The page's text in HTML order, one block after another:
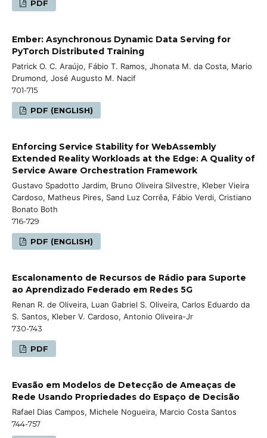
PDF
Ember: Asynchronous Dynamic Data Serving for
PyTorch Distributed Training
Patrick O. C. Araújo, Fábio T. Ramos, Jhonata M. da Costa, Mario
Drumond, José Augusto M. Nacif
701-715
PDF (ENGLISH)
Enforcing Service Stability for WebAssembly
Extended Reality Workloads at the Edge: A Quality of
Service Aware Orchestration Framework
Gustavo Spadotto Jardim, Bruno Oliveira Silvestre, Kleber Vieira
Cardoso, Matheus Pires, Sand Luz Corrêa, Fábio Verdi, Cristiano
Bonato Both
716-729
PDF (ENGLISH)
Escalonamento de Recursos de Rádio para Suporte
ao Aprendizado Federado em Redes 5G
Renan R. de Oliveira, Luan Gabriel S. Oliveira, Carlos Eduardo da
S. Santos, Kleber V. Cardoso, Antonio Oliveira-Jr
730-743
PDF
Evasão em Modelos de Detecção de Ameaças de
Rede Usando Propriedades do Espaço de Decisão
Rafael Dias Campos, Michele Nogueira, Marcio Costa Santos
744-757